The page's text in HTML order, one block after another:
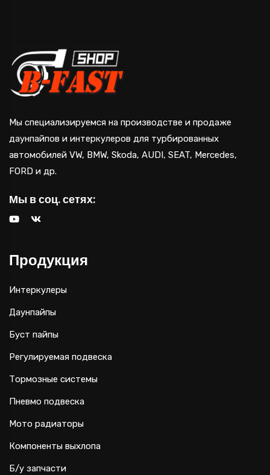
Мы специализируемся на производстве и продаже
даунпайпов и интеркулеров для турбированных
автомобилей VW, BMW, Skoda, AUDI, SEAT, Mercedes,
FORD и др.
Мы в соц. сетях:
Продукция
Интеркулеры
Даунпайпы
Буст пайпы
Регулируемая подвеска
Тормозные системы
Пневмо подвеска
Мото радиаторы
Компоненты выхлопа
Б/у запчасти